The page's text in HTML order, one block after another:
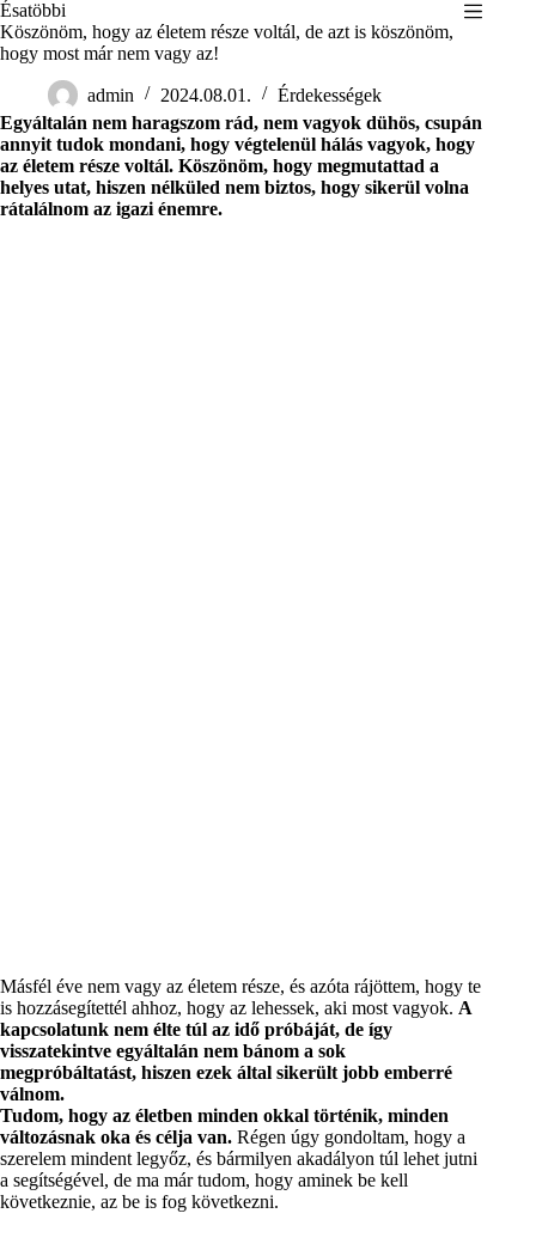
Skip
to
content
Ésatöbbi
Köszönöm, hogy az életem része voltál, de azt is köszönöm,
hogy most már nem vagy az!
admin 2024.08.01.
Érdekességek
Egyáltalán nem haragszom rád, nem vagyok dühös, csupán
annyit tudok mondani, hogy végtelenül hálás vagyok, hogy
az életem része voltál. Köszönöm, hogy megmutattad a
helyes utat, hiszen nélküled nem biztos, hogy sikerül volna
rátalálnom az igazi énemre.
Másfél éve nem vagy az életem része, és azóta rájöttem, hogy te
is hozzásegítettél ahhoz, hogy az lehessek, aki most vagyok. A
kapcsolatunk nem élte túl az idő próbáját, de így
visszatekintve egyáltalán nem bánom a sok
megpróbáltatást, hiszen ezek által sikerült jobb emberré
válnom.
Tudom, hogy az életben minden okkal történik, minden
változásnak oka és célja van. Régen úgy gondoltam, hogy a
szerelem mindent legyőz, és bármilyen akadályon túl lehet jutni
a segítségével, de ma már tudom, hogy aminek be kell
következnie, az be is fog következni.